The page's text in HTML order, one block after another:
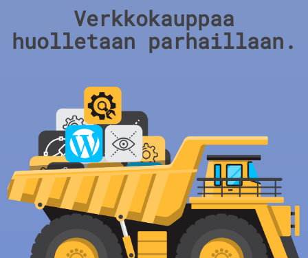
Verkkokauppaa
huolletaan parhaillaan.